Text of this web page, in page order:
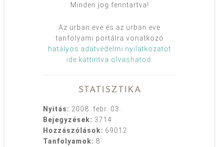
Minden jog fenntartva!
Az urban:eve és az urban:eve
tanfolyami portálra vonatkozó
hatályos adatvédelmi nyilatkozatot
ide kattintva olvashatod
STATISZTIKA
Nyitás: 2008. febr. 03.
Bejegyzések: 3714
Hozzászólások: 69012
Tanfolyamok: 8